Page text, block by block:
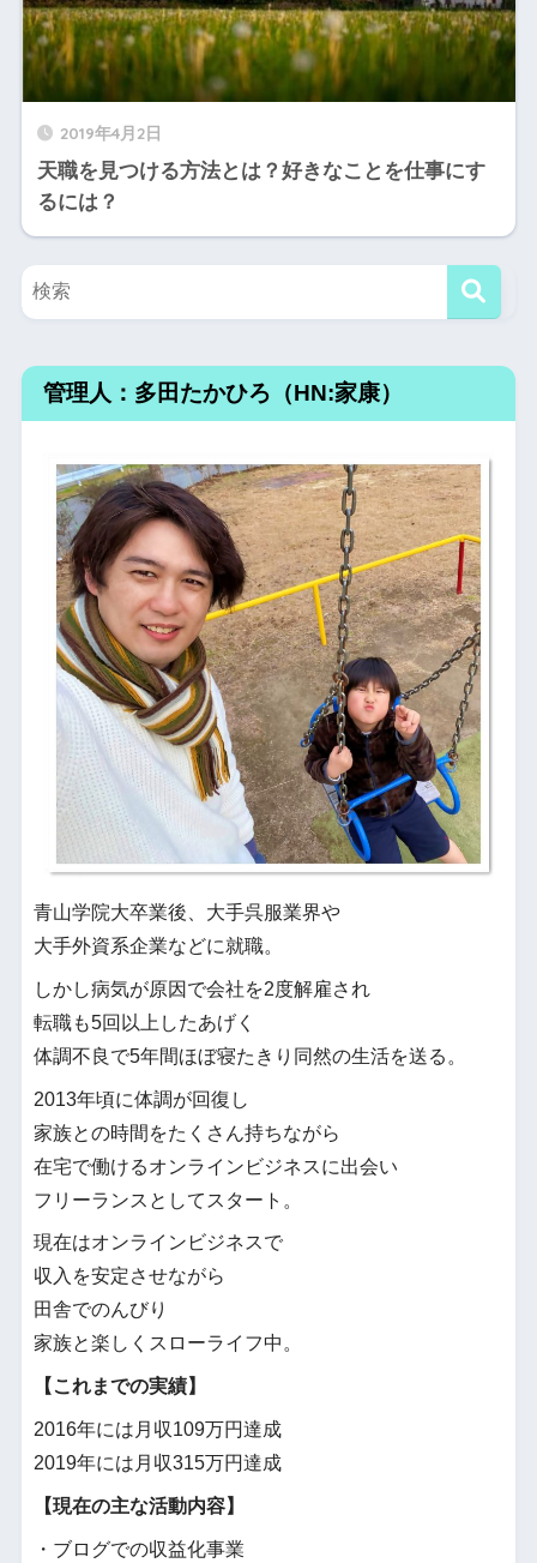
2019年4月2日
天職を見つける方法とは？好きなことを仕事にす
るには？
管理人：多田たかひろ（HN:家康）
青山学院大卒業後、大手呉服業界や
大手外資系企業などに就職。
しかし病気が原因で会社を2度解雇され
転職も5回以上したあげく
体調不良で5年間ほぼ寝たきり同然の生活を送る。
2013年頃に体調が回復し
家族との時間をたくさん持ちながら
在宅で働けるオンラインビジネスに出会い
フリーランスとしてスタート。
現在はオンラインビジネスで
収入を安定させながら
田舎でのんびり
家族と楽しくスローライフ中。
【これまでの実績】
2016年には月収109万円達成
2019年には月収315万円達成
【現在の主な活動内容】
・ブログでの収益化事業